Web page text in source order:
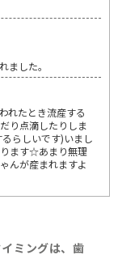
ました。
れたとき流産する
り点滴したりしま
らしいです)いまし
ます☆あまり無理
んが産まれますよ
ミングは、歯